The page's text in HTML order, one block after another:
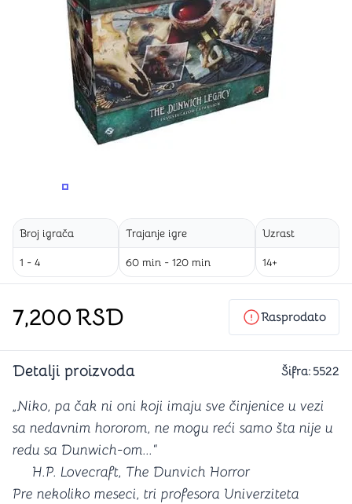
PROMENITE UGAO GLEDANJA
Broj igrača
1 - 4
Trajanje igre
60 min - 120 min
Uzrast
14+
7,200RSD Rasprodato
Detalji proizvoda Šifra: 5522
„Niko, pa čak ni oni koji imaju sve činjenice u vezi
sa nedavnim hororom, ne mogu reći samo šta nije u
redu sa Dunwich-om...“
H.P. Lovecraft, The Dunvich Horror
Pre nekoliko meseci, tri profesora Univerziteta